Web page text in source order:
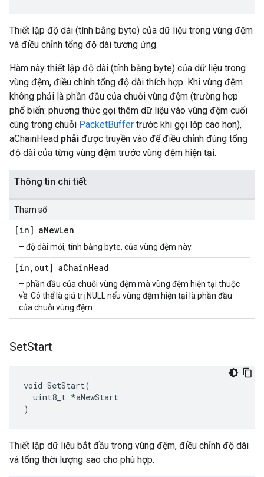
Thiết lập độ dài (tính bằng byte) của dữ liệu trong vùng đệm
và điều chỉnh tổng độ dài tương ứng.
Hàm này thiết lập độ dài (tính bằng byte) của dữ liệu trong
vùng đệm, điều chỉnh tổng độ dài thích hợp. Khi vùng đệm
không phải là phần đầu của chuỗi vùng đệm (trường hợp
phổ biến: phương thức gọi thêm dữ liệu vào vùng đệm cuối
cùng trong chuỗi PacketBuffer trước khi gọi lớp cao hơn),
aChainHead phải được truyền vào để điều chỉnh đúng tổng
độ dài của từng vùng đệm trước vùng đệm hiện tại.
Thông tin chi tiết
Tham số
[in] aNewLen
– độ dài mới, tính bằng byte, của vùng đệm này.
[in , out] aChainHead
– phần đầu của chuỗi vùng đệm mà vùng đệm hiện tại thuộc
về. Có thể là giá trị NULL nếu vùng đệm hiện tại là phần đầu
của chuỗi vùng đệm.
SetStart
void SetStart(
  uint8_t *aNewStart
)
Thiết lập dữ liệu bắt đầu trong vùng đệm, điều chỉnh độ dài
và tổng thời lượng sao cho phù hợp.